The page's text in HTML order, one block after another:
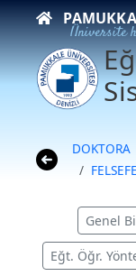
Üniversite
DOKTORA
Genel
Eğt. Öğr.